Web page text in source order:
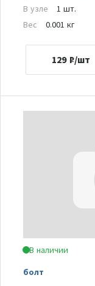
В узле
1 шт.
Вес
0.001 кг
129 ₽/шт
В наличии
болт